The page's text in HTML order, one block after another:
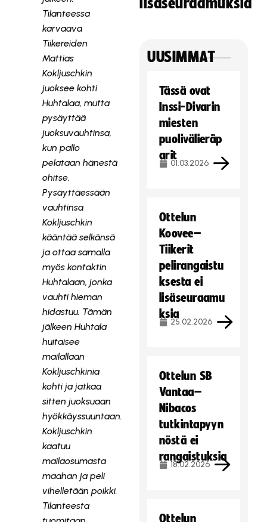
Tilanteessa
karvaava
Tiikereiden
Mattias
Kokljuschkin
juoksee kohti
Huhtalaa, mutta
pysäyttää
juoksuvauhtinsa,
kun pallo
pelataan hänestä
ohitse.
Pysäyttäessään
vauhtinsa
Kokljuschkin
kääntää selkänsä
ja ottaa samalla
myös kontaktin
Huhtalaan, jonka
vauhti hieman
hidastuu. Tämän
jälkeen Huhtala
huitaisee
mailallaan
Kokljuschkinia
kohti ja jatkaa
sitten juoksuaan
hyökkäyssuuntaan.
Kokljuschkin
kaatuu
mailaosumasta
maahan ja peli
vihelletään poikki.
Tilanteesta
lisäseuraamuksia
UUSIMMAT
Tässä ovat
Inssi-Divarin
miesten
puolivälieräp
arit
01.03.2026
Ottelun
Koovee–
Tiikerit
pelirangaistu
ksesta ei
lisäseuraamu
ksia
25.02.2026
Ottelun SB
Vantaa–
Nibacos
tutkintapyyn
nöstä ei
rangaistuksia
18.02.2026
Ottelun